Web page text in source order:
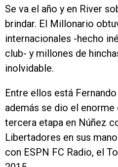
Se va el año y en River
brindar. El Millonario
internacionales -hecho
club- y millones de
inolvidable.
Entre ellos está
además se dio el
tercera etapa en Núñez
Libertadores en sus
con ESPN FC Radio, el